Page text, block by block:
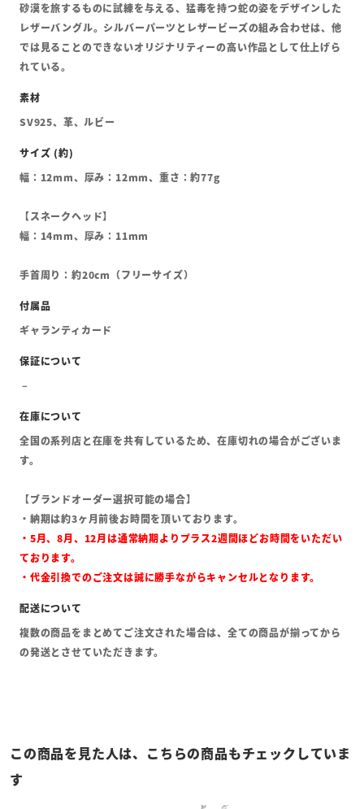
砂漠を旅するものに試練を与える、猛毒を持つ蛇の姿をデザインした
レザーバングル。シルバーパーツとレザービーズの組み合わせは、他
では見ることのできないオリジナリティーの高い作品として仕上げら
れている。
SV925、革、ルビー
幅：12mm、厚み：12mm、重さ：約77g
【スネークヘッド】
幅：14mm、厚み：11mm
手首周り：約20cm（フリーサイズ）
ギャランティカード
全国の系列店と在庫を共有しているため、在庫切れの場合がございま
す。
【ブランドオーダー選択可能の場合】
・納期は約3ヶ月前後お時間を頂いております。
・5月、8月、12月は通常納期よりプラス2週間ほどお時間をいただい
ております。
・代金引換でのご注文は誠に勝手ながらキャンセルとなります。
複数の商品をまとめてご注文された場合は、全ての商品が揃ってから
の発送とさせていただきます。
この商品を見た人は、こちらの商品もチェックしていま
す